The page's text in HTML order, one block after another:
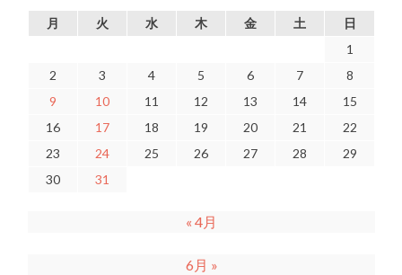
月 火 水 木 金 土
日
1
2
3 4 5 6 7
8
9
10 11 12 13 14
15
16
17 18 19 20 21
22
23
24 25 26 27 28
29
30
31
« 4月
6月 »